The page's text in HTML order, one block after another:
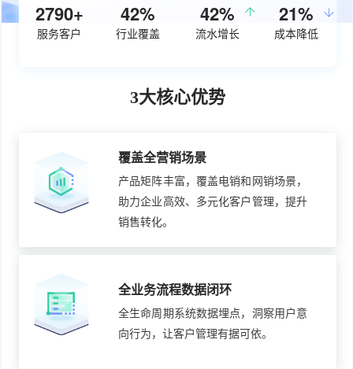
3670+
服务客户
54%
行业覆盖
50%
流水增长
27%
成本降低
3大核心优势
覆盖全营销场景
产品矩阵丰富，覆盖电销和网销场景，
助力企业高效、多元化客户管理，提升
销售转化。
全业务流程数据闭环
全生命周期系统数据埋点，洞察用户意
向行为，让客户管理有据可依。